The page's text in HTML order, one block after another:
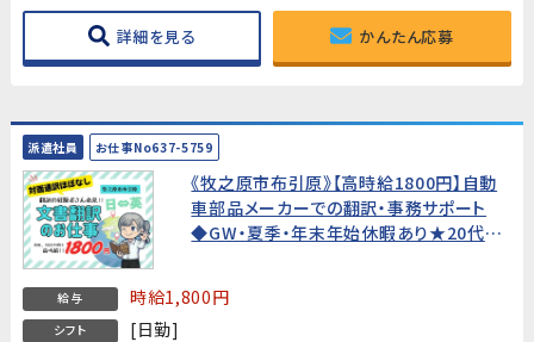
詳細を見る かんたん応募
派遣社員 お仕事No637-5759
《牧之原市布引原》【高時給1800円】自動
車部品メーカーでの翻訳・事務サポート
◆GW・夏季・年末年始休暇あり★20代～
給与 時給1,800円
シフト [日勤]